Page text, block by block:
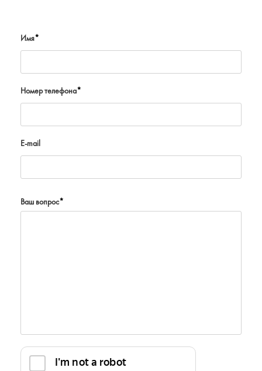
Имя*
Номер телефона*
E-mail
Ваш вопрос*